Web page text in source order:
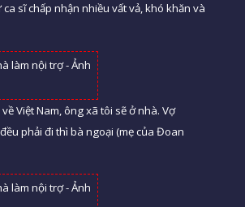
sĩ chấp nhận nhiều vất vả, khó khăn và
Việt Nam, ông xã tôi sẽ ở nhà. Vợ
phải đi thì bà ngoại (mẹ của Đoan